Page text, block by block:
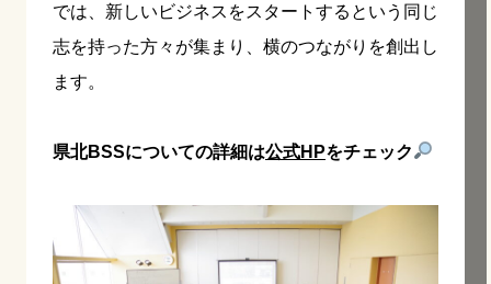
では、新しいビジネスをスタートするという同じ
志を持った方々が集まり、横のつながりを創出し
ます。
県北BSSについての詳細は公式HPをチェック